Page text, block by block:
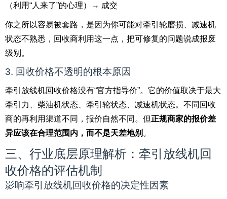
（利用“人来了”的心理）→ 成交
你之所以容易被套路，是因为你可能对牵引轮磨损、减速机
状态不熟悉，回收商利用这一点，把可修复的问题说成报废
级别。
3. 回收价格不透明的根本原因
牵引放线机回收价格没有“官方指导价”。它的价值取决于最大
牵引力、柴油机状态、牵引轮状态、减速机状态。不同回收
商的再利用渠道不同，报价自然不同。但正规商家的报价差
异应该在合理范围内，而不是天差地别 。
三、行业底层原理解析：牵引放线机回
收价格的评估机制
影响牵引放线机回收价格的决定性因素